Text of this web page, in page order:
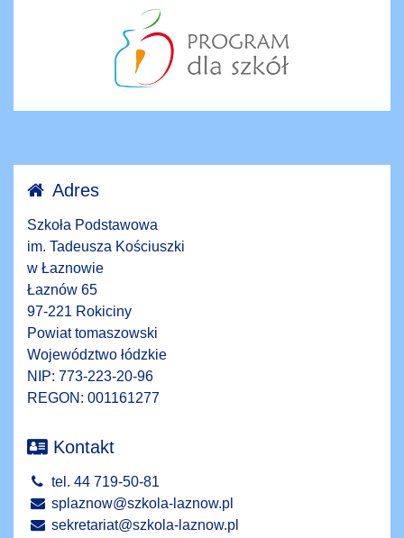
Adres
Szkoła Podstawowa
im. Tadeusza Kościuszki
w Łaznowie
Łaznów 65
97-221 Rokiciny
Powiat tomaszowski
Województwo łódzkie
NIP: 773-223-20-96
REGON: 001161277
Kontakt
tel. 44 719-50-81
splaznow@szkola-laznow.pl
sekretariat@szkola-laznow.pl